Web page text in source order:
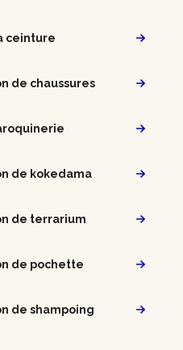
ceinture
de chaussures
de kokedama
de terrarium
de pochette
de shampoing